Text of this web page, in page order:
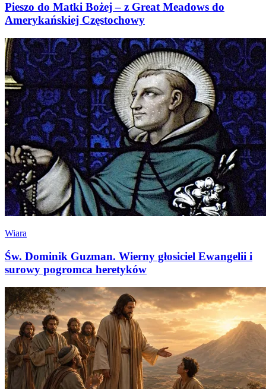
Pieszo do Matki Bożej – z Great Meadows do
Amerykańskiej Częstochowy
Wiara
Św. Dominik Guzman. Wierny głosiciel Ewangelii i
surowy pogromca heretyków